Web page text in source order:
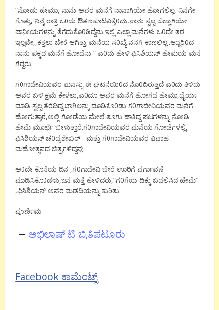
“ನೋಡು ಹೇಮಾ,ನಾನು ಅವರ ಮನೆಗೆ ನಾನಾಗಿಯೇ ಹೋಗಲಿಲ್ಲ,ನಿನಗೇ
ಗೊತ್ತು,ನಿನ್ನೆ ರಾತ್ರಿ ಒ0ದು ಔತಣಕೂಟವಿತ್ತೆ0ದು,ನಾನು ಸ್ವಲ್ಪ ಹೆಚ್ಚಾಗಿಯೇ
ಪಾನೀಯಗಳನ್ನು ತೆಗೆದುಕೊ0ಡಿದ್ದೆನು.ಇಲ್ಲಿ ಎಲ್ಲಾ ಮನೆಗಳು ಒ0ದೇ ತರ
ಇಲ್ಲವೇ,,ಕತ್ತಲು ಬೇರೆ ಆಗಿತ್ತು..ಮನೆಯ ಸ0ಖ್ಯೆ ನನಗೆ ಕಾಣಲಿಲ್ಲ..ಆದ್ದರಿ0ದ
ನಾನು ಪಕ್ಕದ ಮನೆಗೆ ಹೋದೆನು ”ಎ0ದು ಹೇಳಿ ಫಿಸಿಶಿಯನ್ ಹೇಮೆಯ ಮನ
ಗೆದ್ದರು.
ಗ0ಗಾದೇವಿಯವರ ಮನಸ್ಸು ಈ ಘಟನೆಯಿ0ದ ನೊ0ದಿರುತ್ತದೆ ಎ0ದು ತಿಳಿದು
ಅವರ ಬಳಿ ಕ್ಷಮೆ ಕೇಳಲು,ಎ0ದೂ ಅವರ ಮನೆಗೆ ಹೋಗದ ಹೇಮಾ,ಧೈರ್ಯ
ಮಾಡಿ ಸ್ವಲ್ಪ ತೆರೆದಿದ್ದ ಬಾಗಿಲನ್ನು ದೂಡಿಕೊ0ಡು ಗ0ಗಾದೇವಿಯವರ ಮನೆಗೆ
ಹೋಗುತ್ತಾರೆ,ಅಲ್ಲಿ ಗೋಡೆಯ ಮೇಲೆ ತೂಗು ಹಾಕಿದ್ದ ಪಟಗಳನ್ನು ನೋಡಿ
ಹೇಮೆ ಮೂರ್ಛೆ ಬೀಳುತ್ತಾರೆ.ಗ0ಗಾದೇವಿಯವರ ಮನೆಯ ಗೋಡೆಗಳಲ್ಲಿ,
ಫಿಸಿಶಿಯನ್ ಚ0ದ್ರಶೇಖರ್ ಮತ್ತು ಗ0ಗಾದೇವಿಯವರ ವಿವಾಹ
ಮಹೋತ್ಸವದ ಚಿತ್ರಗಳಿದ್ದವು
ಅ0ದೇ ಕೊನೆಯ ದಿನ ,ಗ0ಗಾದೇವಿ ಬೇರೆ ಊರಿಗೆ ವರ್ಗಾವಣೆ
ಮಾಡಿಸಿಕೊ0ಡಳು,ಜನ ಮತ್ತೆ ಹೇಳಿದರು,”ಗ0ಗೆಯ ದಿಕ್ಕು ಬದಲಿಸಿದ ಹೇಮೆ”
,ಫಿಸಿಶಿಯನ್ ಅವರ ಮಡದಿಯನ್ನು ಕುರಿತು.
ಪೂರ್ಣಿಮ
— ಅಭಿಲಾಷ್ ಟಿ ಬಿ,ತಿಪಟೂರು
Facebook ಕಾಮೆಂಟ್ಸ್